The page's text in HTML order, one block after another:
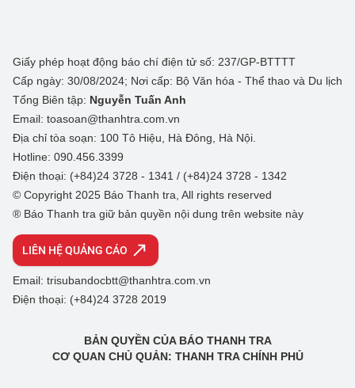
Giấy phép hoạt động báo chí điện tử số: 237/GP-BTTTT
Cấp ngày: 30/08/2024; Nơi cấp: Bộ Văn hóa - Thể thao và Du lịch
Tổng Biên tập: Nguyễn Tuấn Anh
Email: toasoan@thanhtra.com.vn
Địa chỉ tòa soạn: 100 Tô Hiệu, Hà Đông, Hà Nội.
Hotline: 090.456.3399
Điện thoại: (+84)24 3728 - 1341 / (+84)24 3728 - 1342
© Copyright 2025 Báo Thanh tra, All rights reserved
® Báo Thanh tra giữ bản quyền nội dung trên website này
LIÊN HỆ QUẢNG CÁO
Email: trisubandocbtt@thanhtra.com.vn
Điện thoại: (+84)24 3728 2019
BẢN QUYỀN CỦA BÁO THANH TRA
CƠ QUAN CHỦ QUẢN: THANH TRA CHÍNH PHỦ